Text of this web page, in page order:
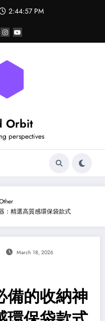
2:44:58 PM
Orbit
perspectives
：精選高質感環保袋款式
March 18, 2026
備的收納神